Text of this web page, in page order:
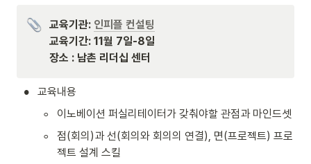
교육기관: 인피플 컨설팅
교육기간: 11월 7일-8일
장소 : 남촌 리더십 센터
• 교육내용
◦ 이노베이션 퍼실리테이터가 갖춰야할 관점과 마인드셋
◦
점(회의)과 선(회의와 회의의 연결), 면(프로젝트) 프로
젝트 설계 스킬